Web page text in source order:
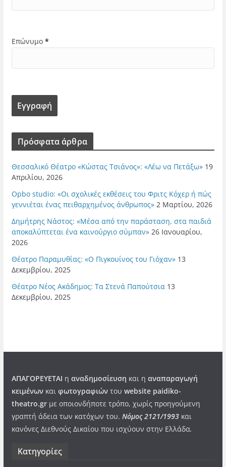
Επώνυμο *
Πρόσφατα άρθρα
Θεσσαλικό Θέατρο «Κώστας Τσιάνος»: «Λέω να Πετάξω» 19
Απριλίου, 2026
Opbo studio: «Οι σχολικές εκθέσεις του Φριτς Κόχερ ή πώς
γεννιέται ένας πειθαρχημένος άνθρωπος» 2 Μαρτίου, 2026
Δημήτρης Νάστος: «Μέσα από την παράσταση, στα παιδιά
αποκαλύπτεται ένα καινούργιο σύμπαν» 26 Ιανουαρίου,
2026
Θέατρο Παραμυθίας: «Ο Πιγκουίνος του Γιόχαν» 13
Δεκεμβρίου, 2025
Θέατρο Νέος Ακάδημος: Τα Στενά Παπούτσια 13
Δεκεμβρίου, 2025
ΑΠΑΓΟΡΕΥΕΤΑΙ η αναδημοσίευση και η αναπαραγωγή
κειμένωνκαι φωτογραφιώντου website paidiko-
theatro.grμε οποιονδήποτε τρόπο, χωρίς προηγούμενη
γραπτή άδεια των κατόχων του. Νόμος 2121/1993και
κανόνες Διεθνούς Δικαίου που ισχύουν στην Ελλάδα.
Kατηγορίες